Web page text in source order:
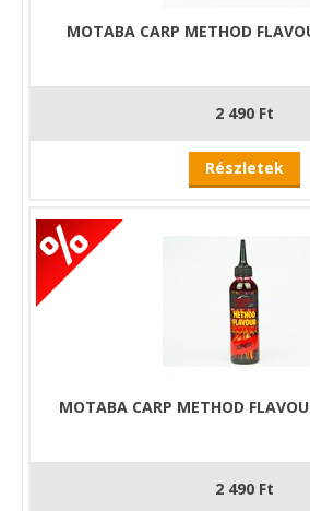
MOTABA CARP METHOD
2 490 Ft
Részletek
MOTABA CARP METHOD
2 490 Ft